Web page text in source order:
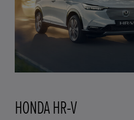
HONDA HR-V